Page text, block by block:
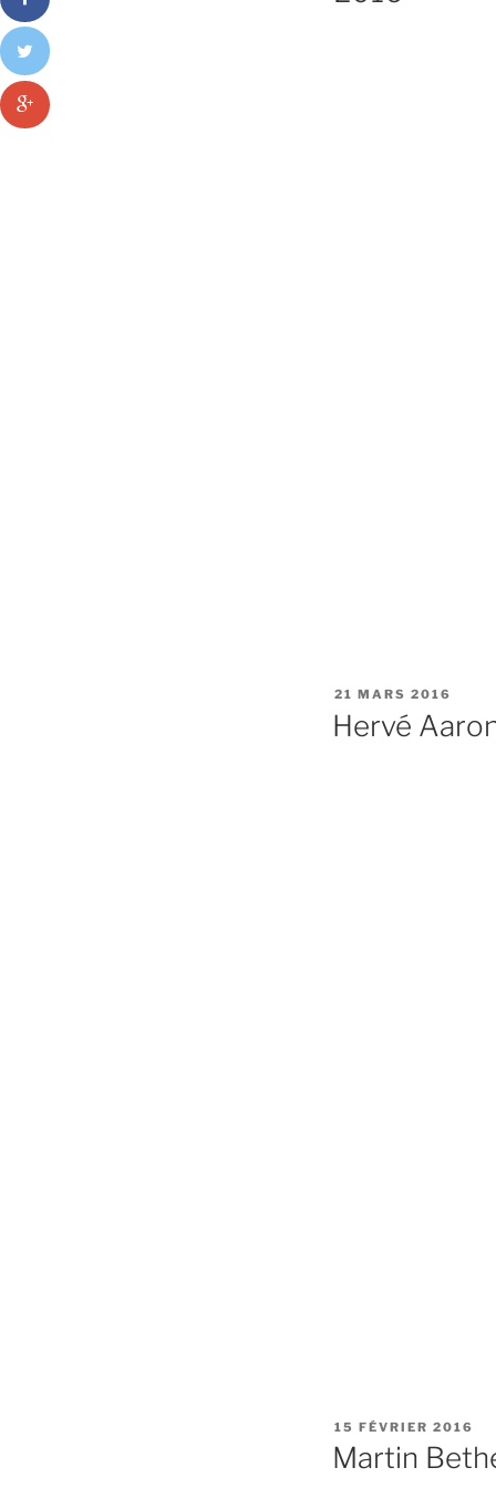
PUBLIÉ
LE
21 MARS 2016
Hervé
PUBLIÉ
LE
15 FÉVRIER 2016
Martin